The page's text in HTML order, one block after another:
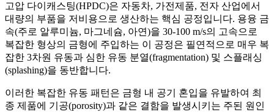
고압 다이캐스팅(HPDC)은 자동차, 가전제품, 전자 산업에서
대량의 부품을 저비용으로 생산하는 핵심 공정입니다. 용융 금
속(주로 알루미늄, 마그네슘, 아연)을 30-100 m/s의 고속으로
복잡한 형상의 금형에 주입하는 이 공정은 필연적으로 매우 복
잡한 3차원 유동과 심한 유동 분열(fragmentation) 및 스플래싱
(splashing)을 동반합니다.
이러한 복잡한 유동 패턴은 금형 내 공기 혼입을 유발하여 최
종 제품에 기공(porosity)과 같은 결함을 발생시키는 주된 원인